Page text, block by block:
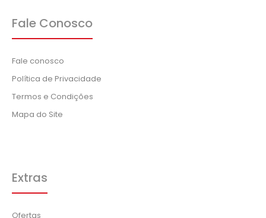
Fale Conosco
Fale conosco
Política de Privacidade
Termos e Condições
Mapa do Site
Extras
Ofertas